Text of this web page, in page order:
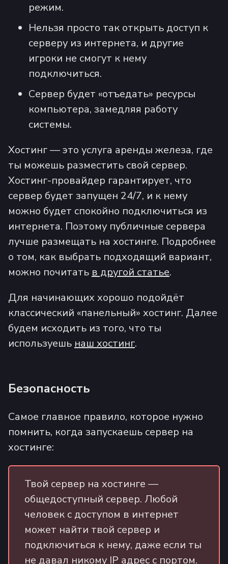
режим.
Нельзя просто так открыть доступ к
серверу из интернета, и другие
игроки не смогут к нему
подключиться.
Сервер будет «отъедать» ресурсы
компьютера, замедляя работу
системы.
Хостинг — это услуга аренды железа, где
ты можешь разместить свой сервер.
Хостинг-провайдер гарантирует, что
сервер будет запущен 24/7, и к нему
можно будет спокойно подключиться из
интернета. Поэтому публичные сервера
лучше размещать на хостинге. Подробнее
о том, как выбрать подходящий вариант,
можно почитать в другой статье.
Для начинающих хорошо подойдёт
классический «панельный» хостинг. Далее
будем исходить из того, что ты
используешь наш хостинг.
Безопасность
Самое главное правило, которое нужно
помнить, когда запускаешь сервер на
хостинге:
Твой сервер на хостинге —
общедоступный сервер. Любой
человек с доступом в интернет
может найти твой сервер и
подключиться к нему, даже если ты
не давал никому IP адрес с портом.